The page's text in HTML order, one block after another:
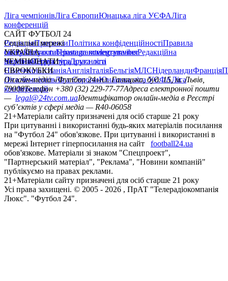
Ліга чемпіонівЛіга ЄвропиЮнацька ліга УЄФАЛіга
конференцій
САЙТ ФУТБОЛ 24
РедакціяПрогнозиПолітика конфіденційностіПравила
сайтуКонтактиПравила коментуванняРедакційна
політикаСтруктура власності
Соціальні мережі
facebookxyoutubeinstagramtelegramviber
УКРАЇНА
УкраїнаПерша лігаДруга ліга
ЧЕМПІОНАТИ
НімеччинаІспаніяАнгліяІталіяБельгіяМЛСНідерландиФранція
ЄВРОКУБКИ
Ліга чемпіонівЛіга ЄвропиЮнацька ліга УЄФАЛіга
конференцій
Онлайн-медіа «Футбол 24»пл. Галицька, буд. 15, м. Львів,
79008Телефон +380 (32) 229-77-77Адреса електронної пошти
— legal@24tv.com.uaІдентифікатор онлайн-медіа в Реєстрі
суб’єктів у сфері медіа — R40-06058
21+Матеріали сайту призначені для осіб старше 21 року
При цитуванні і використанні будь-яких матеріалів посилання
на "Футбол 24" обов'язкове. При цитуванні і використанні в
мережі Інтернет гіперпосилання на сайт
football24.ua
обов'язкове. Матеріали зі знаком "Спецпроект",
"Партнерський матеріал", "Реклама", "Новини компаній"
публікуємо на правах реклами.
21+Матеріали сайту призначені для осіб старше 21 року
Усi права захищенi. © 2005 - 2026 , ПрАТ "Телерадіокомпанія
Люкс". "Футбол 24".